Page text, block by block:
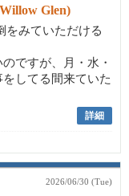
Glen)
をみていただける
ですが、月・水・
してる間来ていた
詳細
2026/06/30 (Tue)